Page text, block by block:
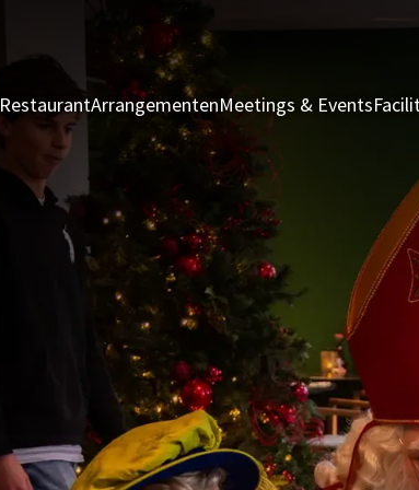
RestaurantArrangementenMeetings & Events